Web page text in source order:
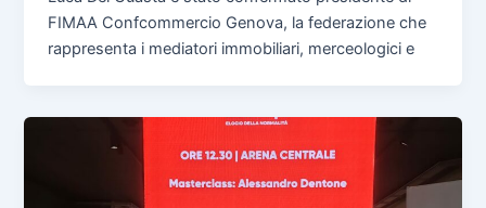
FIMAA Confcommercio Genova, la federazione che
rappresenta i mediatori immobiliari, merceologici e